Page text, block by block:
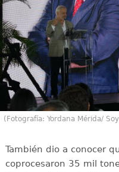
(Fotografía: Yordana Mérida/
También dio a conocer
coprocesaron 35 mil